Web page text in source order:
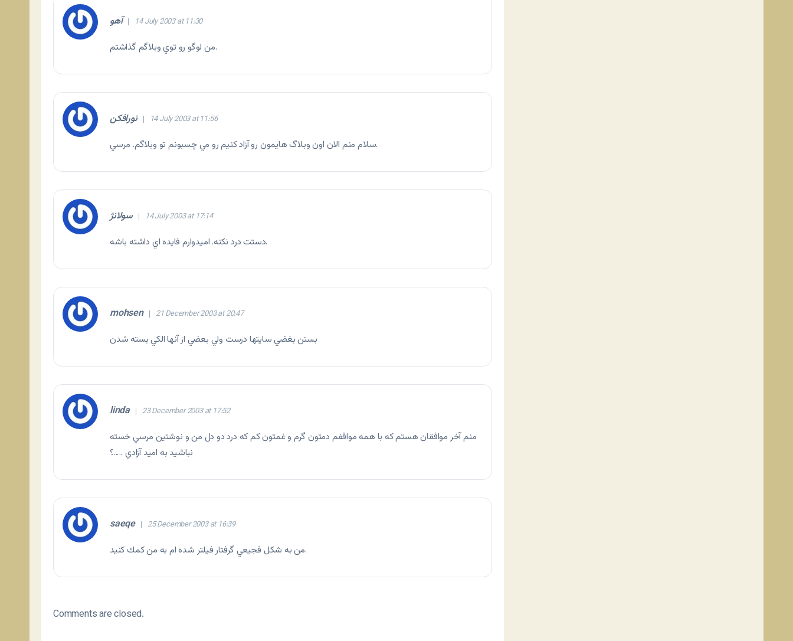
آهو 14 July 2003 at 11:30
من لوگو رو توي وبلاگم گذاشتم.
نورافكن 14 July 2003 at 11:56
سلام منم الان اون وبلاگ هايمون رو آزاد كنيم رو مي چسبونم تو وبلاگم. مرسي.
سولانژ 14 July 2003 at 17:14
دستت درد نكنه. اميدوارم فايده اي داشته باشه.
mohsen 21 December 2003 at 20:47
بستن بغضي سايتها درست ولي بعضي از آنها الكي بسته شدن
linda 23 December 2003 at 17:52
منم آخر موافقان هستم كه با همه مواقفم دمتون گرم و غمتون كم كه درد دو دل من و نوشتين مرسي خسته
نباشيد به اميد آزادي …..؟
saeqe 25 December 2003 at 16:39
من به شكل فجيعي گرفتار فيلتر شده ام به من كمك كنيد.
Comments are closed.